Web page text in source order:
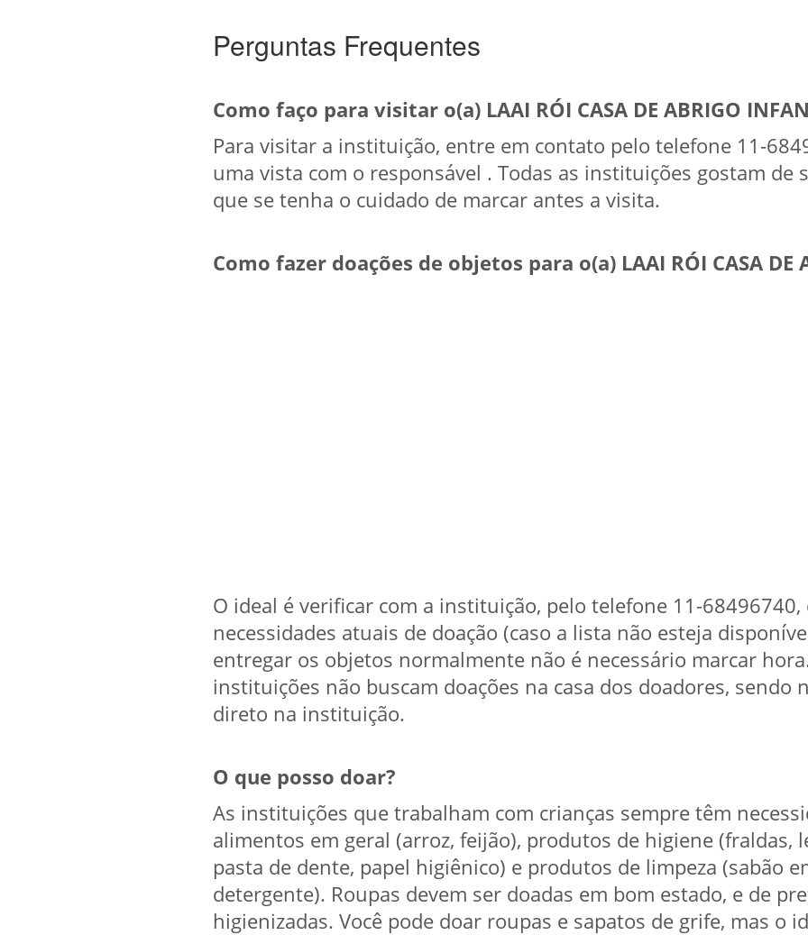
Perguntas Frequentes
Como faço para visitar o(a) LAAI RÓI CASA DE ABRIGO
Para visitar a instituição, entre em contato pelo telefone 11-
uma vista com o responsável . Todas as instituições gostam de
que se tenha o cuidado de marcar antes a visita.
Como fazer doações de objetos para o(a) LAAI RÓI CASA DE
O ideal é verificar com a instituição, pelo telefone 11-68496740,
necessidades atuais de doação (caso a lista não esteja
entregar os objetos normalmente não é necessário marcar
instituições não buscam doações na casa dos doadores, sendo
direto na instituição.
O que posso doar?
As instituições que trabalham com crianças sempre têm
alimentos em geral (arroz, feijão), produtos de higiene (fraldas,
pasta de dente, papel higiênico) e produtos de limpeza (sabão
detergente). Roupas devem ser doadas em bom estado, e de
higienizadas. Você pode doar roupas e sapatos de grife, mas o